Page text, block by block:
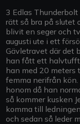
3 Edlas
rätt så bra på slutet
blivit en seger och
augusti ute i ett
Gävletravet där det
han fått ett halvtufft
han med 20 meters
femma nerifrån
honom då han
så kommer kusken
komma till
och sedan så leder